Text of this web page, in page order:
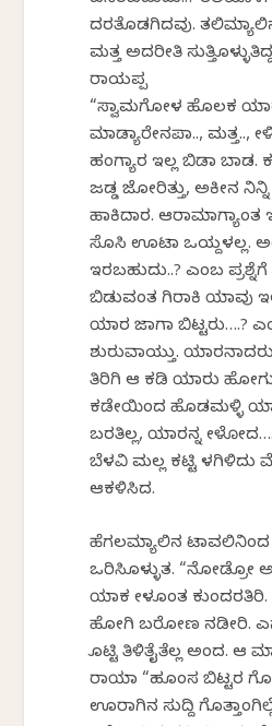
ಕೆದರತೊಡಗಿದವು.
ಮತ್ತ ಅದರೀತಿ
ರಾಯಪ್ಪ
“ಸ್ವಾಮಗೋಳ ಹೊಲಕ
ಮಾಡ್ಯಾರೇನಪಾ.., ಮತ್ತ..,
ಹಂಗ್ಯಾರ ಇಲ್ಲ ಬಿಡಾ ಬಾಡ.
ಜಡ್ಡ ಜೋರಿತ್ತು, ಅಕೀನ
ಹಾಕಿದಾರ. ಆರಾಮಾಗ್ಯಾಂತ
ಸೊಸಿ ಊಟಾ ಒಯ್ದಳಲ್ಲ.
ಇರಬಹುದು..? ಎಂಬ
ಬಿಡುವಂತ ಗಿರಾಕಿ ಯಾವು
ಯಾರ ಜಾಗಾ ಬಿಟ್ಟರು….?
ಶುರುವಾಯ್ತು.
ತಿರಿಗಿ ಆ ಕಡಿ ಯಾರು
ಕಡೇಯಿಂದ ಹೊಡಮಳ್ಳಿ
ಬರತಿಲ್ಲ, ಯಾರನ್ನ
ಬೆಳವಿ ಮಲ್ಲ ಕಟ್ಟಿ ಕೆಳಗಿಳಿದು
ಆಕಳಿಸಿದ.
ಹೆಗಲಮ್ಯಾಲಿನ
ಒರಿಸಿಕೊಳ್ಳುತ. “ನೋಡ್ರೋ
ಯಾಕ ಕೇಳಕೊಂತ
ಹೋಗಿ ಬರೋಣ ನಡೀರಿ.
ಕೊಟ್ಟಿ ತಿಳಿತೈತೆಲ್ಲ ಅಂದ. ಆ
ರಾಯಾ “ಹೂಂಸ ಬಿಟ್ಟರ
ಊರಾಗಿನ ಸುದ್ದಿ